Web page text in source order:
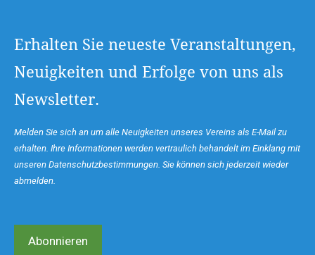
Erhalten Sie neueste Veranstaltungen,
Neuigkeiten und Erfolge von uns als
Newsletter.
Melden Sie sich an um alle Neuigkeiten unseres Vereins als E-Mail zu
erhalten. Ihre Informationen werden vertraulich behandelt im Einklang mit
unseren Datenschutzbestimmungen. Sie können sich jederzeit wieder
abmelden.
Abonnieren